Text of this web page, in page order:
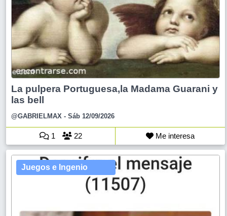
La pulpera Portuguesa,la Madama Guarani y
las bell
@GABRIELMAX - Sáb 12/09/2026
1 22 Me interesa
Juegos e Ingenio